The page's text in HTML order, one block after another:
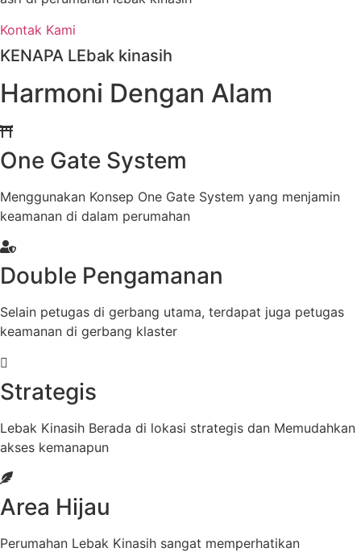
Kontak Kami
KENAPA LEbak kinasih
Harmoni Dengan Alam
One Gate System
Menggunakan Konsep One Gate System yang menjamin
keamanan di dalam perumahan
Double Pengamanan
Selain petugas di gerbang utama, terdapat juga petugas
keamanan di gerbang klaster
Strategis
Lebak Kinasih Berada di lokasi strategis dan Memudahkan
akses kemanapun
Area Hijau
Perumahan Lebak Kinasih sangat memperhatikan